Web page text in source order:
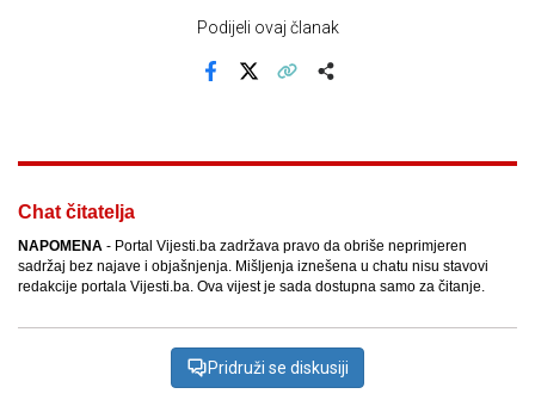
Podijeli ovaj članak
Chat čitatelja
NAPOMENA - Portal Vijesti.ba zadržava pravo da obriše neprimjeren
sadržaj bez najave i objašnjenja. Mišljenja iznešena u chatu nisu stavovi
redakcije portala Vijesti.ba. Ova vijest je sada dostupna samo za čitanje.
Pridruži se diskusiji